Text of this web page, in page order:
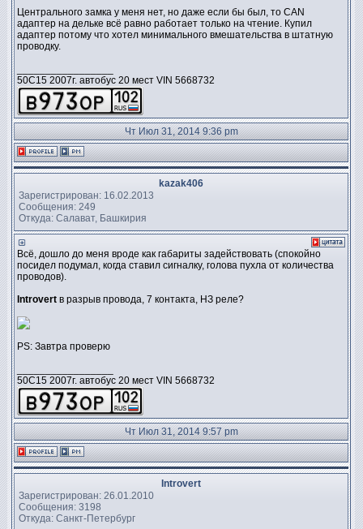
Центрального замка у меня нет, но даже если бы был, то CAN
адаптер на дельке всё равно работает только на чтение. Купил
адаптер потому что хотел минимального вмешательства в штатную
проводку.
50C15 2007г. автобус 20 мест VIN 5668732
Чт Июл 31, 2014 9:36 pm
kazak406
Зарегистрирован: 16.02.2013
Сообщения: 249
Откуда: Салават, Башкирия
Всё, дошло до меня вроде как габариты задействовать (спокойно
посидел подумал, когда ставил сигналку, голова пухла от количества
проводов).
Introvert в разрыв провода, 7 контакта, НЗ реле?
PS: Завтра проверю
50C15 2007г. автобус 20 мест VIN 5668732
Чт Июл 31, 2014 9:57 pm
Introvert
Зарегистрирован: 26.01.2010
Сообщения: 3198
Откуда: Санкт-Петербург